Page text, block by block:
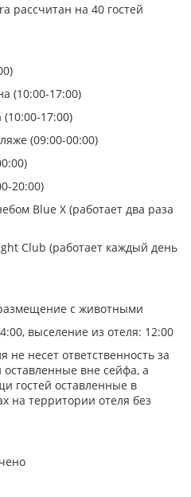
рассчитан на 40 гостей
(10:00-17:00)
(10:00-17:00)
(09:00-00:00)
20:00)
Blue X (работает два раза
Club (работает каждый день
с животными
выселение из отеля: 12:00
не несет ответственность за
вне сейфа, а
гостей оставленные в
на территории отеля без